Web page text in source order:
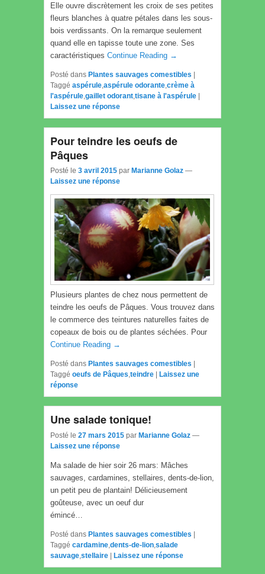
Elle ouvre discrètement les croix de ses petites
fleurs blanches à quatre pétales dans les sous-
bois verdissants. On la remarque seulement
quand elle en tapisse toute une zone. Ses
caractéristiques Continue Reading →
Posté dans Plantes sauvages comestibles |
Taggé aspérule aspérule odorante crème à
l'aspérule gaillet odorant tisane à l'aspérule |
Laissez une réponse
Pour teindre les oeufs de
Pâques
Posté le 3 avril 2015 par Marianne Golaz —
Laissez une réponse
Plusieurs plantes de chez nous permettent de
teindre les oeufs de Pâques. Vous trouvez dans
le commerce des teintures naturelles faites de
copeaux de bois ou de plantes séchées. Pour
Continue Reading →
Posté dans Plantes sauvages comestibles
Taggé oeufs de Pâques,teindre
Laissez une
réponse
Une salade tonique!
Posté le 27 mars 2015 par Marianne Golaz —
Laissez une réponse
Ma salade de hier soir 26 mars: Mâches
sauvages, cardamines, stellaires, dents-de-lion,
un petit peu de plantain! Délicieusement
goûteuse, avec un oeuf dur
émincé…
Posté dans Plantes sauvages comestibles |
Taggé cardamine,dents-de-lion,salade
sauvage,stellaire | Laissez une réponse